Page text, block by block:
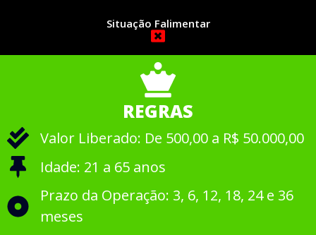
Situação Falimentar
REGRAS
Valor Liberado: De 500,00 a R$ 50.000,00
Idade: 21 a 65 anos
Prazo da Operação: 3, 6, 12, 18, 24 e 36
meses